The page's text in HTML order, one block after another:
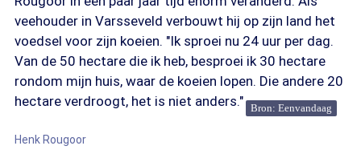
veehouder in Varsseveld verbouwt hij op zijn land het
voedsel voor zijn koeien. "Ik sproei nu 24 uur per dag.
Van de 50 hectare die ik heb, besproei ik 30 hectare
rondom mijn huis, waar de koeien lopen. Die andere 20
hectare verdroogt, het is niet anders." Bron: Eenvandaag
Henk Rougoor